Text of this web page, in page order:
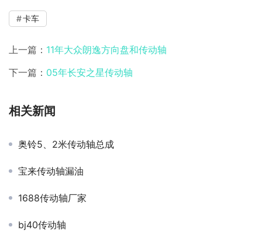
卡车
上一篇： 11年大众朗逸方向盘和传动轴
下一篇： 05年长安之星传动轴
相关新闻
奥铃5、2米传动轴总成
宝来传动轴漏油
1688传动轴厂家
bj40传动轴